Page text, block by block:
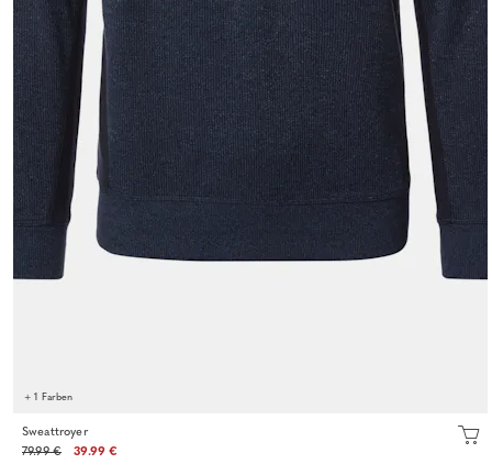
+ 1 Farben
Sweattroyer
79.99 €
39.99 €